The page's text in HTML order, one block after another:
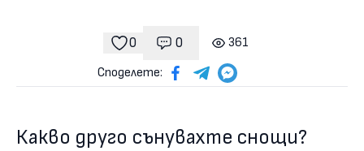
0
харесвания
0
Коментари
361
гледания
Споделете:
Какво друго сънувахте снощи?